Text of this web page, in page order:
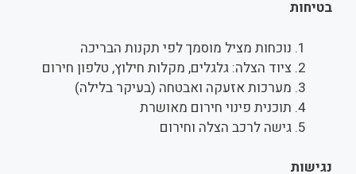
בטיחות
נוכחות מציל מוסמך לפי תקנות הבריכה
ציוד הצלה: גלגלים, מקלות חילוץ, טלפון חירום
מערכות אזעקה ואבטחה (בעיקר בלילה)
תוכנית פינוי חירום מאושרת
גישה לרכב הצלה וחירום
נגישות